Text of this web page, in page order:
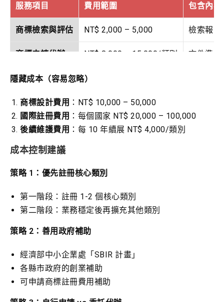
服務項目 費用範圍 包含內容
商標檢索與評估 NT$ 2,000 – 5,000 檢索報告
商標申請代辦 NT$ 8,000 – 15,000/類別 文件準備
答辯服務 NT$ 10,000 – 30,000
異議處理 NT$ 30,000 – 80,000
隱藏成本（容易忽略）
商標設計費用 ：NT$ 10,000 – 50,000
國際註冊費用 ：每個國家 NT$ 20,000 – 100,000
後續維護費用 ：每 10 年續展 NT$ 4,000/類別
成本控制建議
策略 1：優先註冊核心類別
第一階段：註冊 1-2 個核心類別
第二階段：業務穩定後再擴充其他類別
策略 2：善用政府補助
經濟部中小企業處「SBIR 計畫」
各縣市政府的創業補助
可申請商標註冊費用補助